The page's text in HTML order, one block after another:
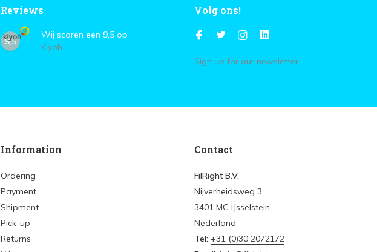
Reviews
9,5
Wij scoren een 9,5 op
Kiyoh
Volg ons!
Sign up for our newsletter
Information
Ordering
Payment
Shipment
Pick-up
Returns
Contact
FilRight B.V.
Nijverheidsweg 3
3401 MC IJsselstein
Nederland
Tel: +31 (0)30 2072172